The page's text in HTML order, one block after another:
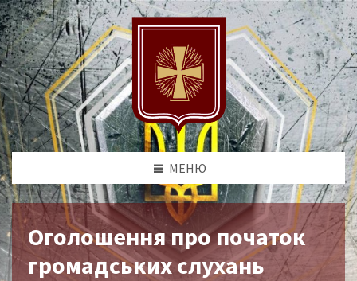
МЕНЮ
Оголошення про початок
громадських слухань